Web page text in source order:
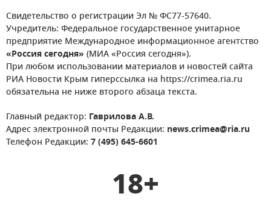
Свидетельство о регистрации Эл № ФС77-57640.
Учредитель: Федеральное государственное унитарное
предприятие Международное информационное агентство
«Россия сегодня» (МИА «Россия сегодня»).
При любом использовании материалов и новостей сайта
РИА Новости Крым гиперссылка на https://crimea.ria.ru
обязательна не ниже второго абзаца текста.
Главный редактор: Гаврилова А.В.
Адрес электронной почты Редакции: news.crimea@ria.ru
Телефон Редакции: 7 (495) 645-6601
18+